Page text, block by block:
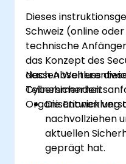
Bewältigung
Dieses
Schweiz (online
technische
das Konzept des
dessen
Organisationen
Nach Abschluss
Teilnehmenden:
Die Entwicklung
nachvollziehen
aktuellen
geprägt hat.